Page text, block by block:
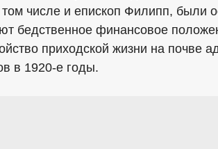
числе и епископ Филипп, были
бедственное финансовое
приходской жизни на почве
в 1920-е годы.